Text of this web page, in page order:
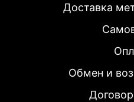
Доставка
Обмен и